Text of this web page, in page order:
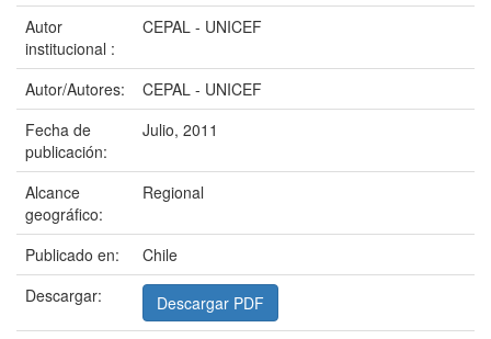
Autor
institucional :
CEPAL - UNICEF
Autor/Autores:
CEPAL - UNICEF
Fecha de
publicación:
Julio, 2011
Alcance
geográfico:
Regional
Publicado en:
Chile
Descargar:
Descargar PDF